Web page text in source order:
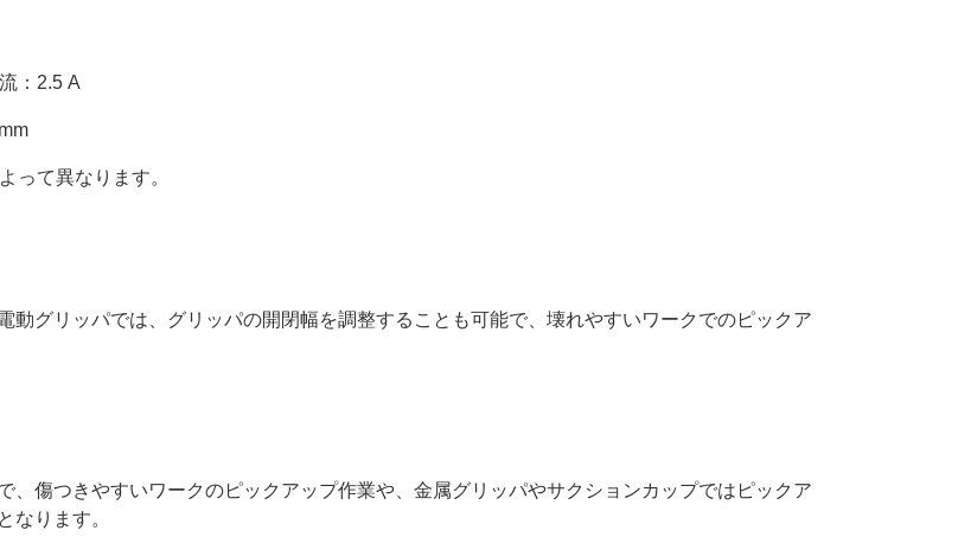
：2.5 A
って異なります。
動グリッパでは、グリッパの開閉幅を調整することも可能で、壊れやすいワークでのピックア
傷つきやすいワークのピックアップ作業や、金属グリッパやサクションカップではピックア
となります。